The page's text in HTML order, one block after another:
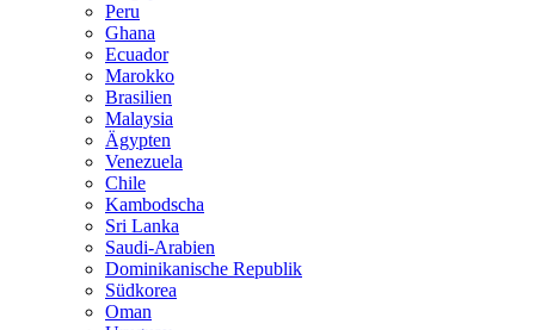
Peru
Ghana
Ecuador
Marokko
Brasilien
Malaysia
Ägypten
Venezuela
Chile
Kambodscha
Sri Lanka
Saudi-Arabien
Dominikanische Republik
Südkorea
Oman